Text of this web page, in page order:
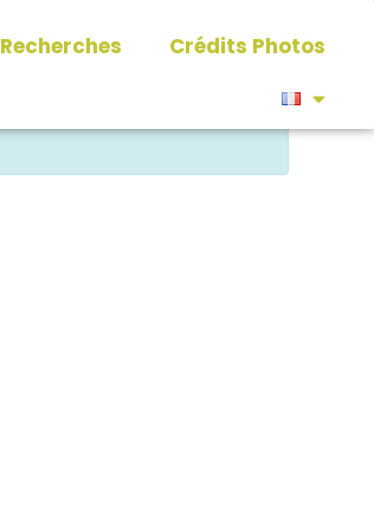
Recherches Crédits Photos